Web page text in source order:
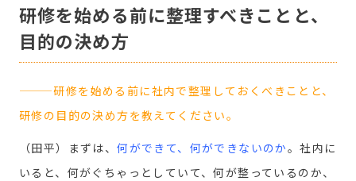
研修を始める前に整理すべきことと、
目的の決め方
———研修を始める前に社内で整理しておくべきことと、
研修の目的の決め方を教えてください。
（田平）まずは、何ができて、何ができないのか。社内に
いると、何がぐちゃっとしていて、何が整っているのか、